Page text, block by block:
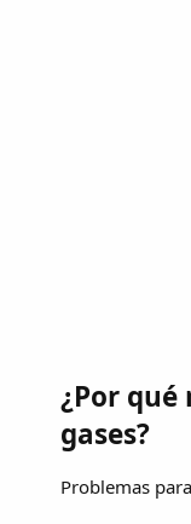
¿Por
gases?
Problemas